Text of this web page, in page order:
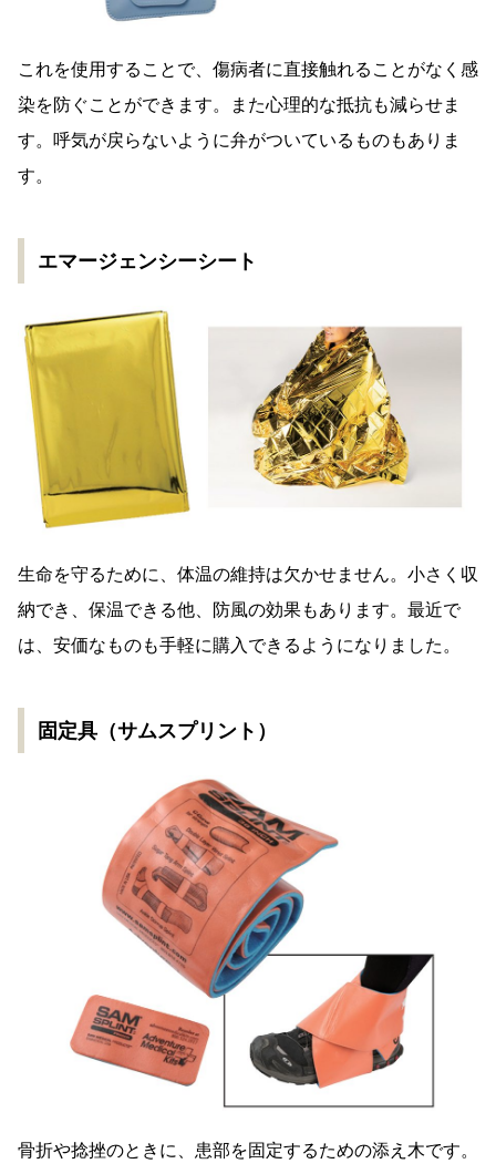
これを使用することで、傷病者に直接触れることがなく感
染を防ぐことができます。また心理的な抵抗も減らせま
す。呼気が戻らないように弁がついているものもありま
す。
エマージェンシーシート
生命を守るために、体温の維持は欠かせません。小さく収
納でき、保温できる他、防風の効果もあります。最近で
は、安価なものも手軽に購入できるようになりました。
固定具（サムスプリント）
骨折や捻挫のときに、患部を固定するための添え木です。